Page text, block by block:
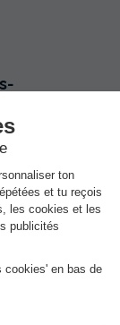
9.2 /10
après